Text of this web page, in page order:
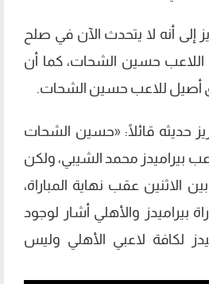
إلى أنه لا يتحدث الآن في صلح
حسين الشحات، كما أن
أصيل للاعب حسين الشحات.
حديثه قائلًا: «حسين الشحات
بيراميدز محمد الشيبي، ولكن
الاثنين عقب نهاية المباراة،
بيراميدز والأهلي أشار لوجود
لكافة لاعبي الأهلي وليس